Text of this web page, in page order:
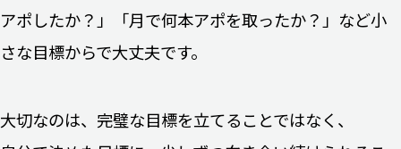
アポしたか？」「月で何本アポを取ったか？」など小
さな目標からで大丈夫です。
大切なのは、完璧な目標を立てることではなく、